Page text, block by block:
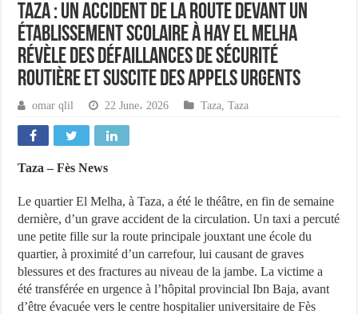
Taza : un accident de la route devant un
établissement scolaire à Hay El Melha
révèle des défaillances de sécurité
routière et suscite des appels urgents
omar qlil 22 June، 2026 Taza ,Taza
Taza – Fès News
Le quartier El Melha, à Taza, a été le théâtre, en fin de semaine
dernière, d’un grave accident de la circulation. Un taxi a percuté
une petite fille sur la route principale jouxtant une école du
quartier, à proximité d’un carrefour, lui causant de graves
blessures et des fractures au niveau de la jambe. La victime a
été transférée en urgence à l’hôpital provincial Ibn Baja, avant
d’être évacuée vers le centre hospitalier universitaire de Fès